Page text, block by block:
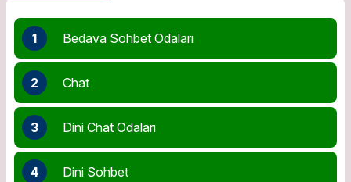
1 Bedava Sohbet Odaları
2 Chat
3 Dini Chat Odaları
4 Dini Sohbet